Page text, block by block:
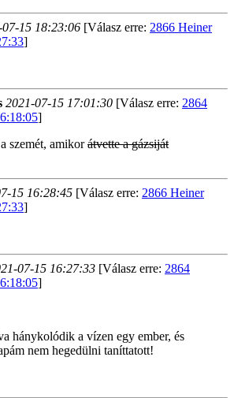
07-15 18:23:06 [Válasz erre: 2866 Heiner
]
2021-07-15 17:01:30 [Válasz erre: 2864
]
szemét, amikorátvette a gázsiját
15 16:28:45 [Válasz erre: 2866 Heiner
]
07-15 16:27:33 [Válasz erre: 2864
]
hánykolódik a vízen egy ember, és
nem hegedülni taníttatott!